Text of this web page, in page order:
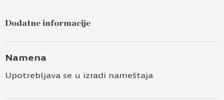
Dodatne informacije
Namena
Upotrebljava se u izradi nameštaja